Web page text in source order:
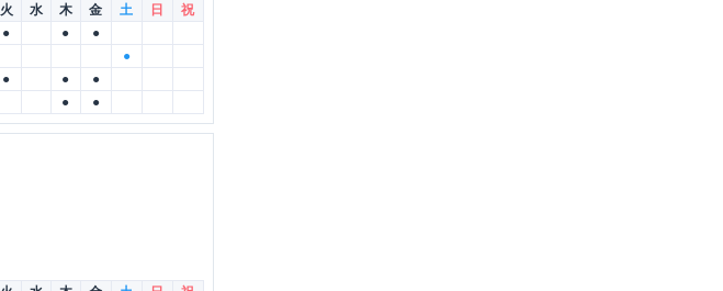
火 水 木 金 土 日
祝
● ●
●
●
● ●
●
● ●